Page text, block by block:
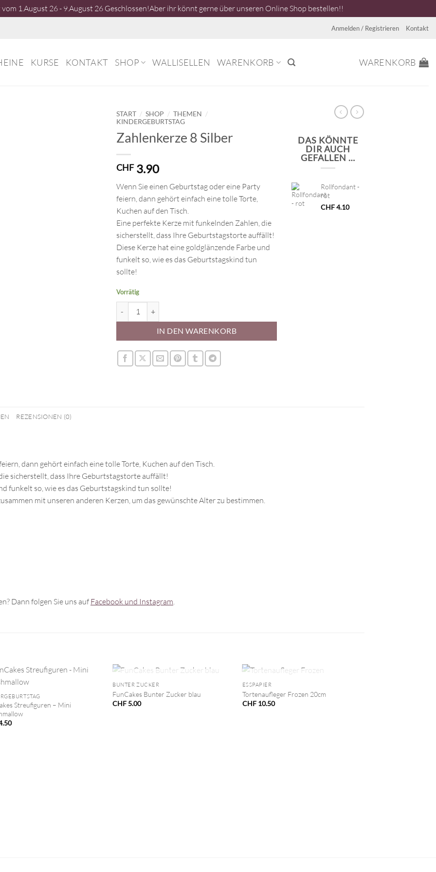
1.August 26 - 9.August 26 Geschlossen!Aber ihr könnt gerne über unseren Online Shop bestellen!!
Anmelden / Registrieren Kontakt
KURSE KONTAKT SHOP WALLISELLEN WARENKORB WARENKORB
START / SHOP / THEMEN /
KINDERGEBURTSTAG
Zahlenkerze 8 Silber
CHF3.90
Wenn Sie einen Geburtstag oder eine Party
feiern, dann gehört einfach eine tolle Torte,
Kuchen auf den Tisch.
Eine perfekte Kerze mit funkelnden Zahlen, die
sicherstellt, dass Ihre Geburtstagstorte auffällt!
Diese Kerze hat eine goldglänzende Farbe und
funkelt so, wie es das Geburtstagskind tun
sollte!
Vorrätig
IN DEN WARENKORB
DAS KÖNNTE
DIR AUCH
GEFALLEN …
Rollfondant -
rot
CHF4.10
REZENSIONEN (0)
dann gehört einfach eine tolle Torte, Kuchen auf den Tisch.
sicherstellt, dass Ihre Geburtstagstorte auffällt!
funkelt so, wie es das Geburtstagskind tun sollte!
mit unseren anderen Kerzen, um das gewünschte Alter zu bestimmen.
Dann folgen Sie uns auf Facebook und Instagram.
Streufiguren – Mini
+
NICHT VORRÄTIG
BUNTER ZUCKER
FunCakes Bunter Zucker blau
CHF5.00
+
NICHT VORRÄTIG
ESSPAPIER
Tortenaufleger Frozen 20cm
CHF10.50